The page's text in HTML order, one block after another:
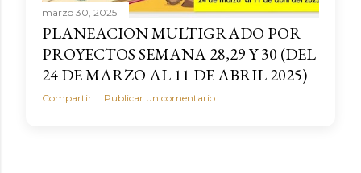
marzo 30, 2025
PLANEACION MULTIGRADO POR
PROYECTOS SEMANA 28,29 Y 30 (DEL
24 DE MARZO AL 11 DE ABRIL 2025)
Compartir Publicar un comentario